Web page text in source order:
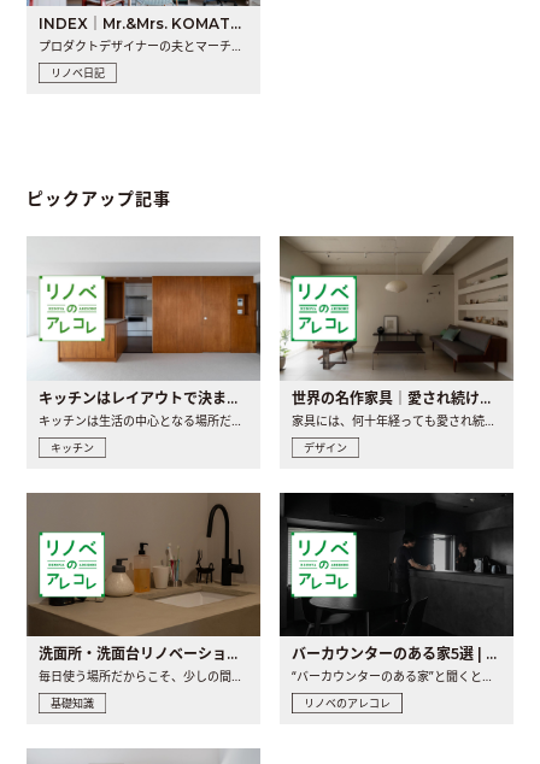
INDEX｜Mr.&Mrs. KOMATSU renovation diary
プロダクトデザイナーの夫とマーチャンダイザーの妻が、夫婦で..
リノベ日記
ピックアップ記事
キッチンはレイアウトで決まる。後悔しないための考え方と選び方
キッチンは生活の中心となる場所だからこそ、家の中のどこに置..
キッチン
世界の名作家具｜愛され続ける理由と一生モノとの出会い方
家具には、何十年経っても愛され続ける「名作」と呼ばれるもの..
デザイン
洗面所・洗面台リノベーションの事例と間取りアイデア
毎日使う場所だからこそ、少しの間取りの工夫や素材の選び方で..
基礎知識
バーカウンターのある家5選 | 日常に馴染む“距離の近い”キッチンとは
“バーカウンターのある家”と聞くと、少し特別な、大人のための..
リノベのアレコレ